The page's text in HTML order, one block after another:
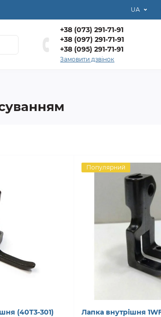
UA
+38 (073) 291-71-91
+38 (097) 291-71-91
+38 (095) 291-71-91
Замовити дзвінок
(40T3-301)
Популярний
Лапка внутрішня